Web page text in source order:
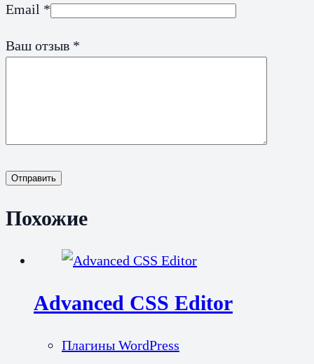
Email *
Ваш отзыв *
Отправить
Похожие
Advanced CSS Editor
Плагины WordPress